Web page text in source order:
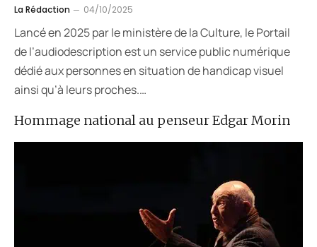
Hommage national au penseur Edgar Morin
La Rédaction 04/10/2025
Lancé en 2025 par le ministère de la Culture, le Portail
de l’audiodescription est un service public numérique
dédié aux personnes en situation de handicap visuel
ainsi qu’à leurs proches.…